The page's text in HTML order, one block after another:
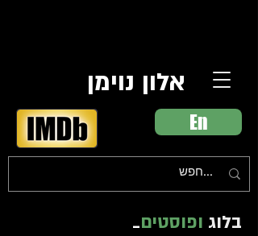
אלון נוימן
En
בלוג ופוסטים_